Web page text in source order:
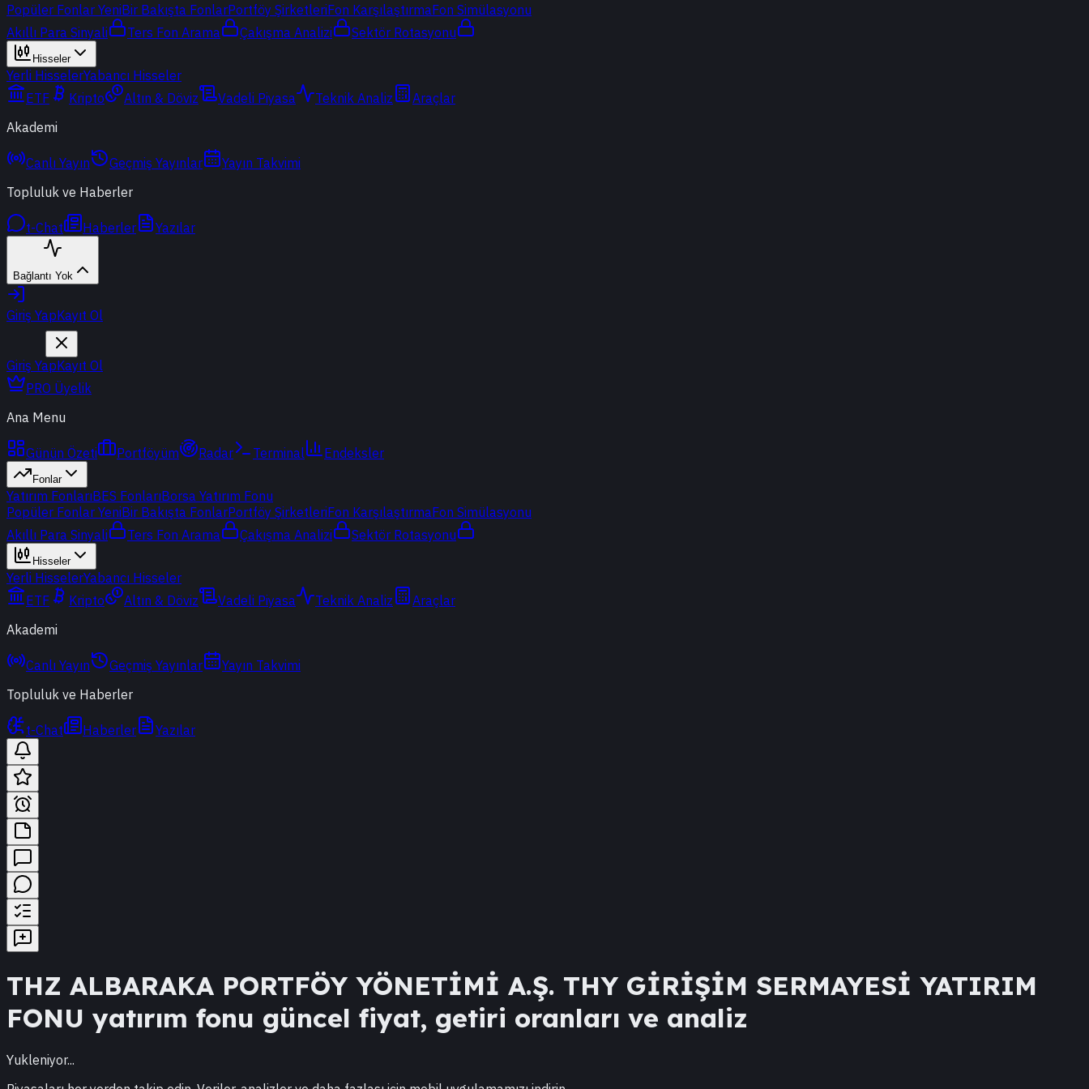
Popüler Fonlar YeniBir Bakışta FonlarPortföy ŞirketleriFon KarşılaştırmaFon Simülasyonu
Akıllı Para Sinyali
Ters Fon Arama Çakışma Analizi Sektör Rotasyonu
Hisseler
Yerli HisselerYabancı Hisseler
ETF
Kripto Altın & Döviz Vadeli Piyasa Teknik Analiz
Araçlar
Akademi
Canlı Yayın Geçmiş Yayınlar
Yayın Takvimi
Topluluk ve Haberler
t-Chat Haberler Yazılar
Bağlantı Yok
Giriş YapKayıt Ol
Giriş YapKayıt Ol
PRO Üyelik
Ana Menu
Günün Özeti Portföyüm Radar Terminal Endeksler
Fonlar
Yatırım FonlarıBES FonlarıBorsa Yatırım Fonu
Popüler Fonlar YeniBir Bakışta FonlarPortföy ŞirketleriFon KarşılaştırmaFon Simülasyonu
Akıllı Para Sinyali
Ters Fon Arama Çakışma Analizi Sektör Rotasyonu
Hisseler
Yerli HisselerYabancı Hisseler
ETF
Kripto Altın & Döviz Vadeli Piyasa Teknik Analiz
Araçlar
Akademi
Canlı Yayın Geçmiş Yayınlar
Yayın Takvimi
Topluluk ve Haberler
t-Chat Haberler Yazılar
THZ ALBARAKA PORTFÖY YÖNETİMİ A.Ş. THY GİRİŞİM SERMAYESİ YATIRIM
FONU yatırım fonu güncel fiyat, getiri oranları ve analiz
Yukleniyor...